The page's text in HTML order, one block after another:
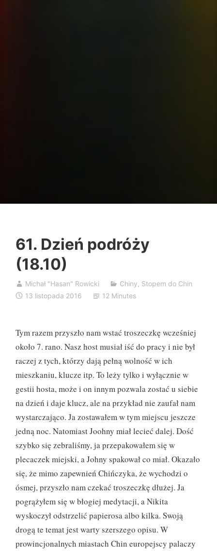
61. Dzień podróży
(18.10)
Michał "Hasan" Rowicki Chiny, Stopem do Chin
13 listopada 2016
12 Minutes
Tym razem przyszło nam wstać troszeczkę wcześniej
około 7. rano. Nasz host musiał iść do pracy i nie był
raczej z tych, którzy dają pełną wolność w ich
mieszkaniu, klucze itp. To leży tylko i wyłącznie w
gestii hosta, może i on innym pozwala zostać u siebie
na dzień i daje klucz, ale na przykład nie zaufał nam
wystarczająco. Ja zostawałem w tym miejscu jeszcze
jedną noc. Natomiast Joohny miał lecieć dalej. Dość
szybko się zebraliśmy, ja przepakowałem się w
plecaczek miejski, a Johny spakował co miał. Okazało
się, że mimo zapewnień Chińczyka, że wychodzi o
ósmej, przyszło nam czekać troszeczkę dłużej. Ja
pogrążyłem się w błogiej medytacji, a Nikita
wyskoczył odstrzelić papierosa albo kilka. Swoją
drogą te temat jest warty szerszego opisu. W
prowincjonalnych miastach Chin europejscy palaczy